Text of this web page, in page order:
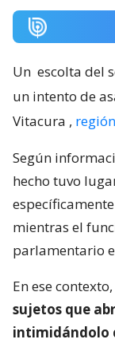
Un escolta del
un intento de
Vitacura ,
Según
hecho tuvo
mientras el
parlamentario
En ese
sujetos que
intimidándolo